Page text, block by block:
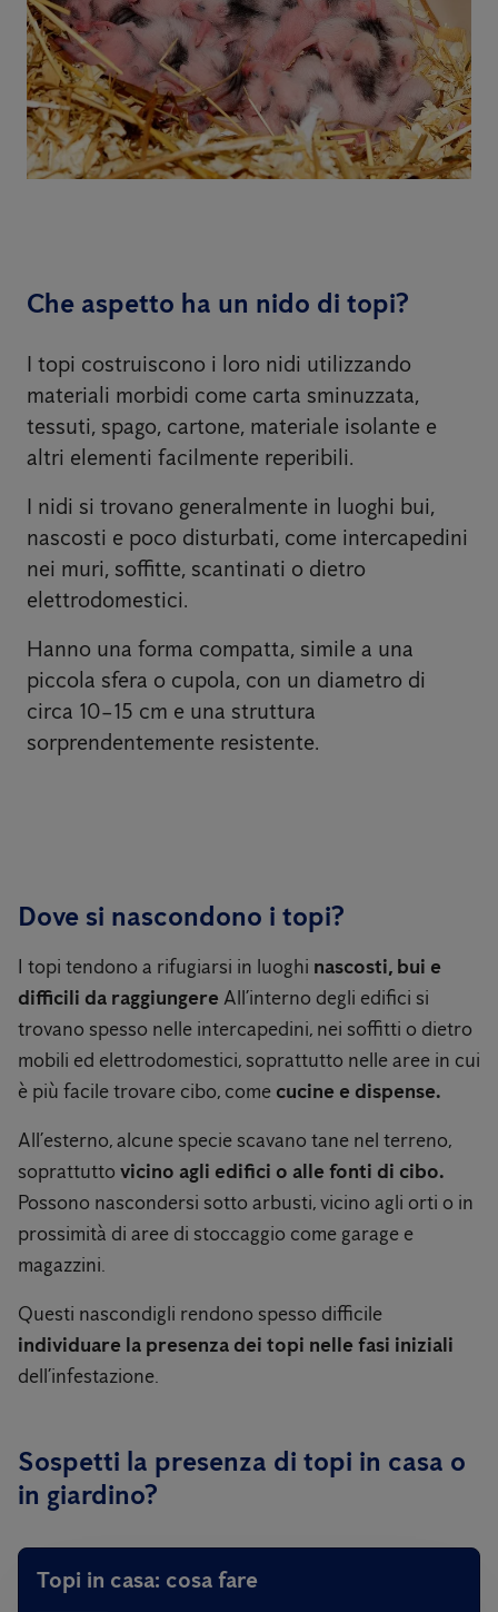
Che aspetto ha un nido di topi?
I topi costruiscono i loro nidi utilizzando
materiali morbidi come carta sminuzzata,
tessuti, spago, cartone, materiale isolante e
altri elementi facilmente reperibili.
I nidi si trovano generalmente in luoghi bui,
nascosti e poco disturbati, come intercapedini
nei muri, soffitte, scantinati o dietro
elettrodomestici.
Hanno una forma compatta, simile a una
piccola sfera o cupola, con un diametro di
circa 10–15 cm e una struttura
sorprendentemente resistente.
Dove si nascondono i topi?
I topi tendono a rifugiarsi in luoghi nascosti, bui e
difficili da raggiungere All’interno degli edifici si
trovano spesso nelle intercapedini, nei soffitti o dietro
mobili ed elettrodomestici, soprattutto nelle aree in cui
è più facile trovare cibo, come cucine e dispense.
All’esterno, alcune specie scavano tane nel terreno,
soprattutto vicino agli edifici o alle fonti di cibo.
Possono nascondersi sotto arbusti, vicino agli orti o in
prossimità di aree di stoccaggio come garage e
magazzini.
Questi nascondigli rendono spesso difficile
individuare la presenza dei topi nelle fasi iniziali
dell’infestazione.
Sospetti la presenza di topi in casa o
in giardino?
Topi in casa: cosa fare